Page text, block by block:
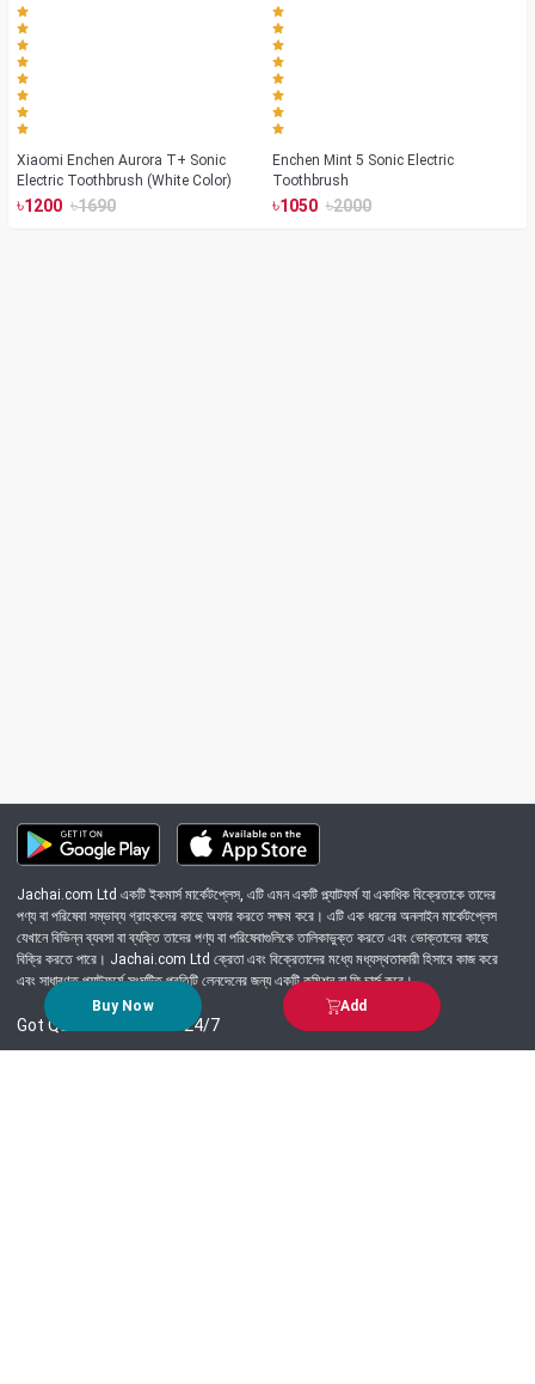
Buy Now Add
Xiaomi Enchen Aurora T+ Sonic
Electric Toothbrush (White Color)
৳1200 ৳1690
Enchen Mint 5 Sonic Electric
Toothbrush
৳1050 ৳2000
Jachai.com Ltd একটি ইকমার্স মার্কেটপ্লেস, এটি এমন একটি প্ল্যাটফর্ম যা একাধিক বিক্রেতাকে তাদের
পণ্য বা পরিষেবা সম্ভাব্য গ্রাহকদের কাছে অফার করতে সক্ষম করে। এটি এক ধরনের অনলাইন মার্কেটপ্লেস
যেখানে বিভিন্ন ব্যবসা বা ব্যক্তি তাদের পণ্য বা পরিষেবাগুলিকে তালিকাভুক্ত করতে এবং ভোক্তাদের কাছে
বিক্রি করতে পারে। Jachai.com Ltd ক্রেতা এবং বিক্রেতাদের মধ্যে মধ্যস্থতাকারী হিসাবে কাজ করে
এবং সাধারণত প্ল্যাটফর্মে সংঘটিত প্রতিটি লেনদেনের জন্য একটি কমিশন বা ফি চার্জ করে।
Got Question? Call us 24/7